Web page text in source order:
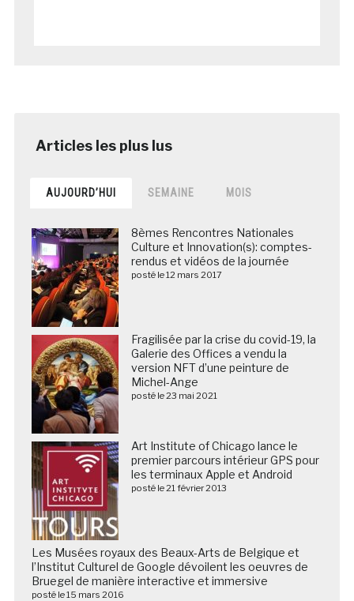
AUJOURD’HUI SEMAINE MOIS
8èmes Rencontres Nationales
Culture et Innovation(s): comptes-
rendus et vidéos de la journée
posté le 12 mars 2017
Fragilisée par la crise du covid-19, la
Galerie des Offices a vendu la
version NFT d’une peinture de
Michel-Ange
posté le 23 mai 2021
Art Institute of Chicago lance le
premier parcours intérieur GPS pour
les terminaux Apple et Android
posté le 21 février 2013
Les Musées royaux des Beaux-Arts de Belgique et
l’Institut Culturel de Google dévoilent les oeuvres de
Bruegel de manière interactive et immersive
posté le 15 mars 2016